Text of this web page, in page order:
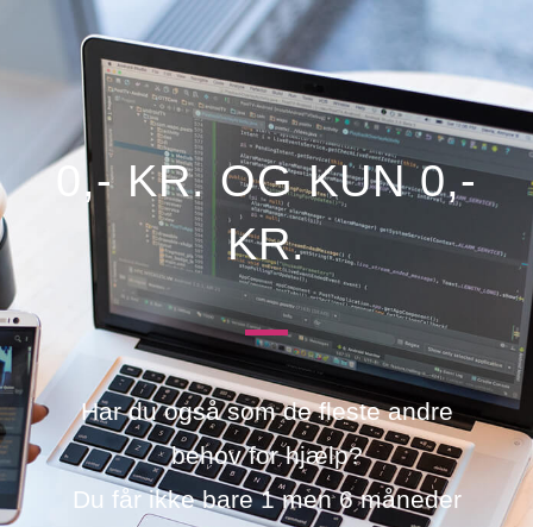
0,- KR. OG KUN 0,-
KR.
Har du også som de fleste andre
behov for hjælp?
Du får ikke bare 1 men 6 måneder